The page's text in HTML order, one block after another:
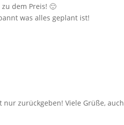
dem Preis! 🙂
was alles geplant ist!
zurückgeben! Viele Grüße,